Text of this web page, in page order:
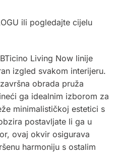
ili pogledajte cijelu
Living Now linije
izgled svakom interijeru.
obrada pruža
ga idealnim izborom za
minimalističkoj estetici s
postavljate li ga u
ovaj okvir osigurava
harmoniju s ostalim